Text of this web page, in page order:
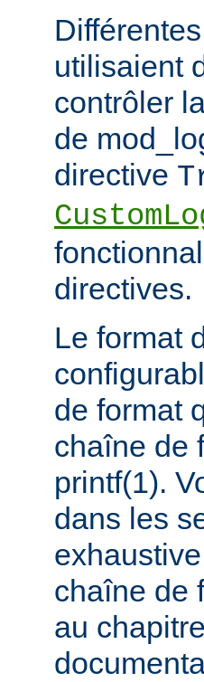
utilisaient
contrôler
de
directive
directives.
Le format
de format
chaîne de
printf(1).
dans les
chaîne de
au chapitre